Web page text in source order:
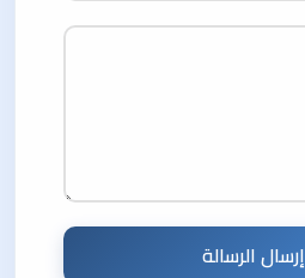
إرسال الرسالة